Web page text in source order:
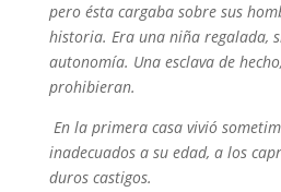
pero ésta cargaba sobre sus
historia. Era una niña regalada,
autonomía. Una esclava de
prohibieran.
En la primera casa vivió
inadecuados a su edad, a los
duros castigos.